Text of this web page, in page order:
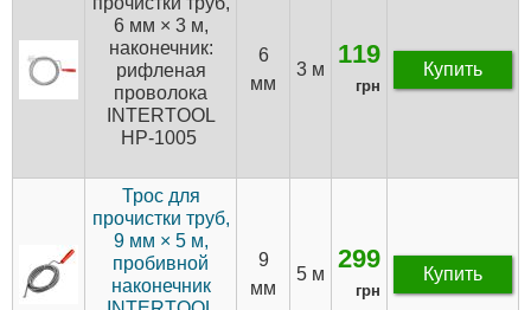
6 мм × 3 м,
наконечник:
рифленая
проволока
INTERTOOL
HP-1005
6
мм
3 м
119
грн
Купить
Трос для
прочистки труб,
9 мм × 5 м,
пробивной
наконечник
9
мм
5 м
299
грн
Купить